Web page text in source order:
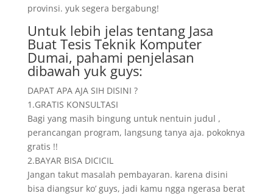
provinsi. yuk segera bergabung!
Untuk lebih jelas tentang Jasa
Buat Tesis Teknik Komputer
Dumai, pahami penjelasan
dibawah yuk guys:
DAPAT APA AJA SIH DISINI ?
1.GRATIS KONSULTASI
Bagi yang masih bingung untuk nentuin judul ,
perancangan program, langsung tanya aja. pokoknya
gratis !!
2.BAYAR BISA DICICIL
Jangan takut masalah pembayaran. karena disini
bisa diangsur ko’ guys, jadi kamu ngga ngerasa berat